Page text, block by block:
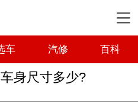
车 汽修 百科
身尺寸多少?